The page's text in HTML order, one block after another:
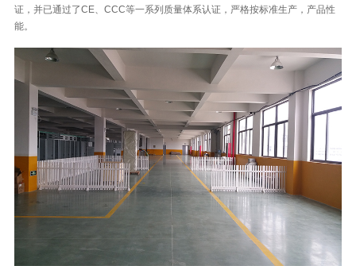
证，并已通过了CE、CCC等一系列质量体系认证，严格按标准生产，产品性
能。